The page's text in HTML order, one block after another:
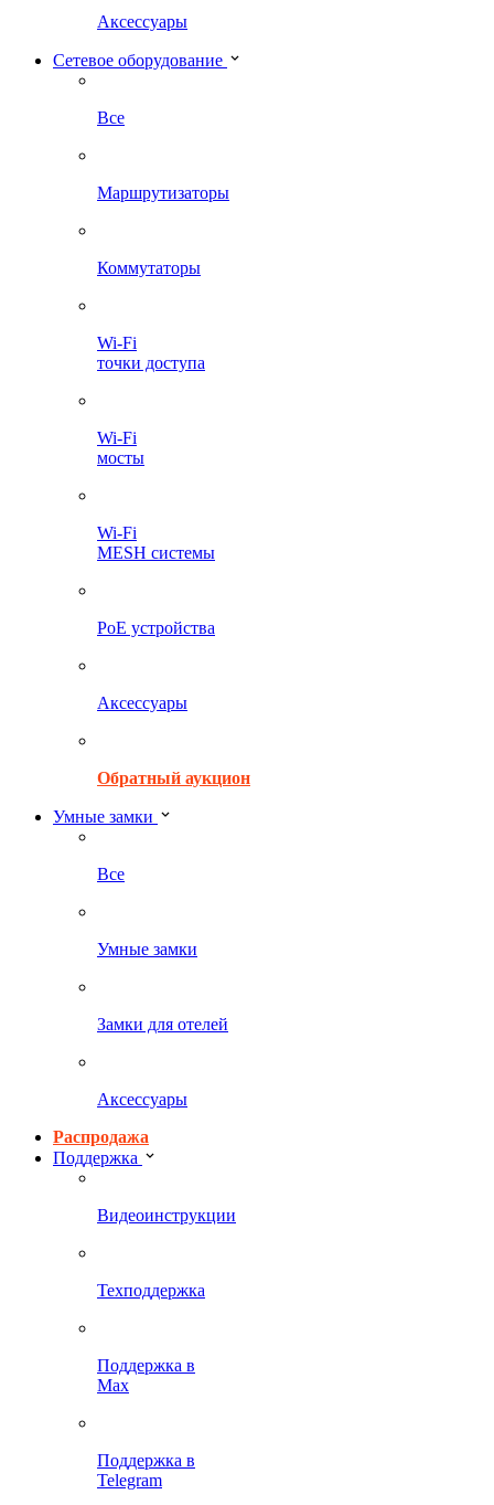
Аксессуары
Сетевое оборудование
Все
Маршрутизаторы
Коммутаторы
Wi-Fi
точки доступа
Wi-Fi
мосты
Wi-Fi
MESH системы
PoE устройства
Аксессуары
Обратный аукцион
Умные замки
Все
Умные замки
Замки для отелей
Аксессуары
Распродажа
Поддержка
Видеоинструкции
Техподдержка
Поддержка в
Max
Поддержка в
Telegram